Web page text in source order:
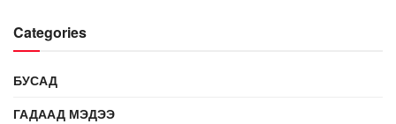
Categories
БУСАД
ГАДААД МЭДЭЭ